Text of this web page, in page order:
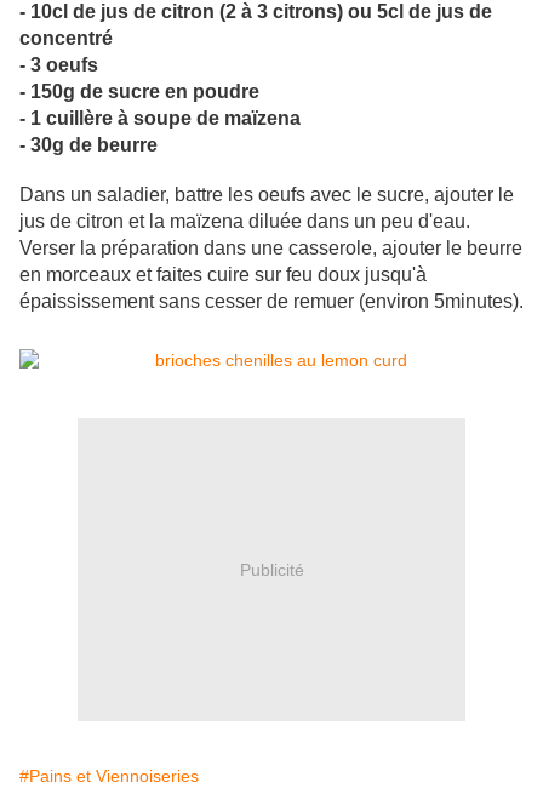
- 10cl de jus de citron (2 à 3 citrons) ou 5cl de jus de
concentré
- 3 oeufs
- 150g de sucre en poudre
- 1 cuillère à soupe de maïzena
- 30g de beurre
Dans un saladier, battre les oeufs avec le sucre, ajouter le
jus de citron et la maïzena diluée dans un peu d'eau.
Verser la préparation dans une casserole, ajouter le beurre
en morceaux et faites cuire sur feu doux jusqu'à
épaississement sans cesser de remuer (environ 5minutes).
Publicité
#Pains et Viennoiseries